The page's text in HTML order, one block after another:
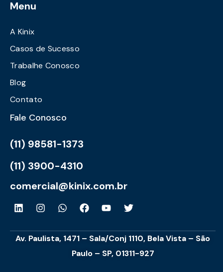
Menu
A Kinix
Casos de Sucesso
Trabalhe Conosco
Blog
Contato
Fale Conosco
(11) 98581-1373
(11) 3900-4310
comercial@kinix.com.br
Av. Paulista, 1471 – Sala/Conj 1110, Bela Vista – São
Paulo – SP, 01311-927